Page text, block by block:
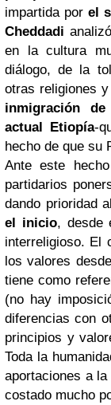
impartida por el
Cheddadi
en la cultura
diálogo, de la
otras religiones
inmigración
actual Etiopía-
hecho de que su
Ante este hecho
partidarios
dando prioridad
el inicio, desde
interreligioso. El
los valores
tiene como
(no hay
diferencias con
principios y
Toda la
aportaciones a
costado mucho